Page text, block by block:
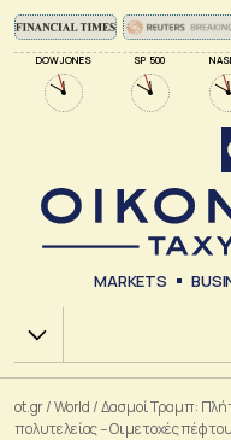
DOW JONES SP 500
MARKETS
Χ.Α.
ot.gr/World /Δασμοί Τραμπ:
πολυτελείας – Οι μετοχές